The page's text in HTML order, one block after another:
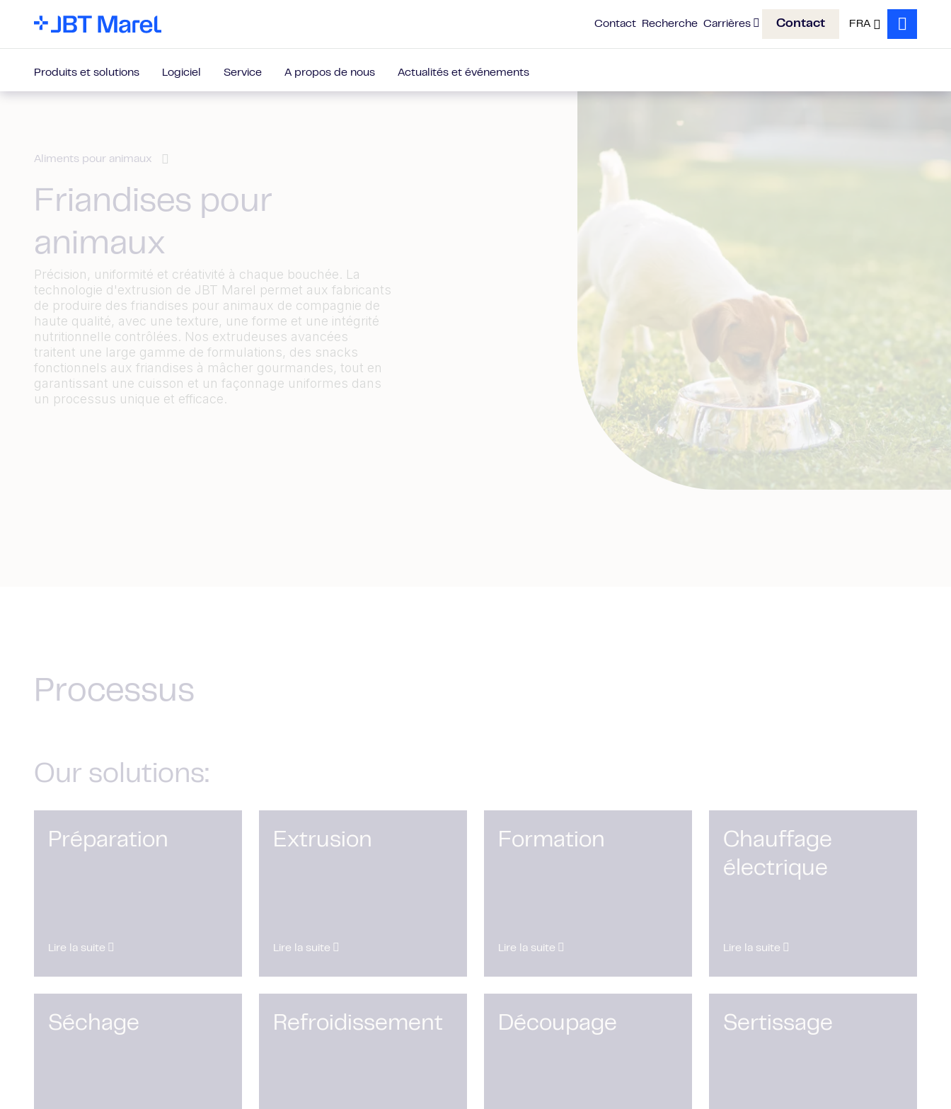
Contact Recherche Carrières Contact FRA
Search
Produits et solutions Logiciel Service A propos de nous Actualités et événements
Aliments pour animaux
Friandises pour
animaux
Précision, uniformité et créativité à chaque bouchée. La
technologie d'extrusion de JBT Marel permet aux fabricants
de produire des friandises pour animaux de compagnie de
haute qualité, avec une texture, une forme et une intégrité
nutritionnelle contrôlées. Nos extrudeuses avancées
traitent une large gamme de formulations, des snacks
fonctionnels aux friandises à mâcher gourmandes, tout en
garantissant une cuisson et un façonnage uniformes dans
un processus unique et efficace.
Processus
Our solutions:
Préparation
Lire la suite
Extrusion
Lire la suite
Formation
Lire la suite
Chauffage
électrique
Lire la suite
Séchage Refroidissement Découpage Sertissage